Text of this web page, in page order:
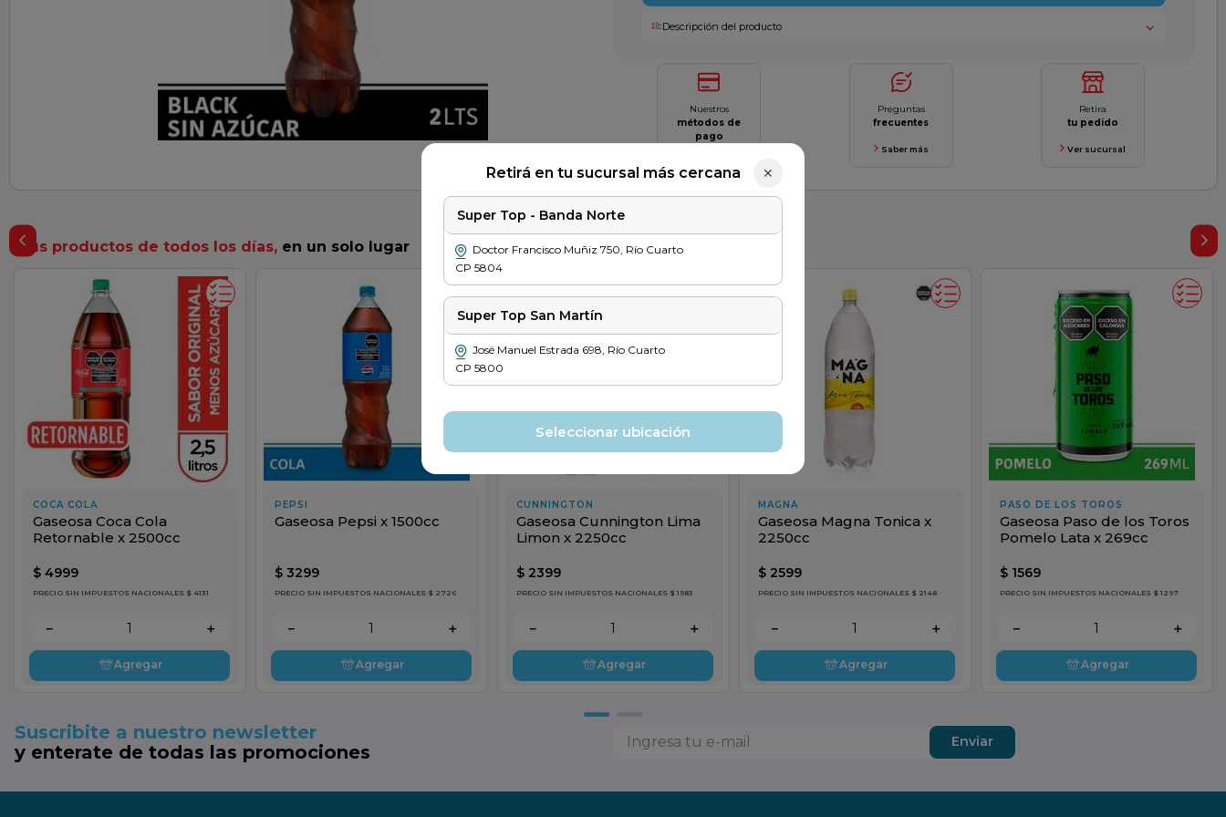
Retirá en tu sucursal más cercana ✕
Super Top - Banda Norte
Doctor Francisco Muñiz 750, Río Cuarto
CP 5804
Super Top San Martín
José Manuel Estrada 698, Río Cuarto
CP 5800
Seleccionar ubicación
Descripción del producto
Nuestros
métodos de
pago
Preguntas
frecuentes
Saber más
Retira
tu pedido
Ver sucursal
Tus productos de todos los días,en un solo lugar
COCA COLA
Gaseosa Coca Cola
Retornable x 2500cc
$ 4999
PRECIO SIN IMPUESTOS NACIONALES $ 4131
＋
－
Agregar
PEPSI
Gaseosa Pepsi x 1500cc
$ 3299
PRECIO SIN IMPUESTOS NACIONALES $ 2726
＋
－
Agregar
CUNNINGTON
Gaseosa Cunnington Lima
Limon x 2250cc
$ 2399
PRECIO SIN IMPUESTOS NACIONALES $ 1983
＋
－
Agregar
MAGNA
Gaseosa Magna Tonica x
2250cc
$ 2599
PRECIO SIN IMPUESTOS NACIONALES $ 2148
＋
－
Agregar
PASO DE LOS TOROS
Gaseosa Paso de los Toros
Pomelo Lata x 269cc
$ 1569
PRECIO SIN IMPUESTOS NACIONALES $ 1297
＋
－
Agregar
Suscribite a nuestro newsletter
y enterate de todas las promociones
Enviar